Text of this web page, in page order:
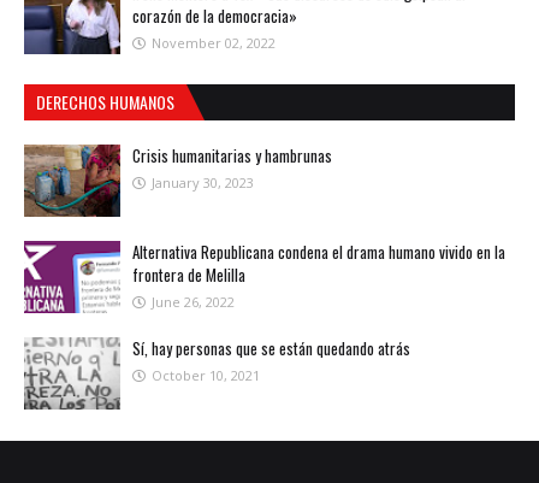
corazón de la democracia»
November 02, 2022
DERECHOS HUMANOS
Crisis humanitarias y hambrunas
January 30, 2023
Alternativa Republicana condena el drama humano vivido en la
frontera de Melilla
June 26, 2022
Sí, hay personas que se están quedando atrás
October 10, 2021